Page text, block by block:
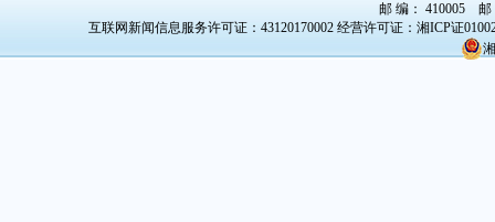
邮 编： 410005 邮
互联网新闻信息服务许可证：43120170002经营许可证：湘ICP证